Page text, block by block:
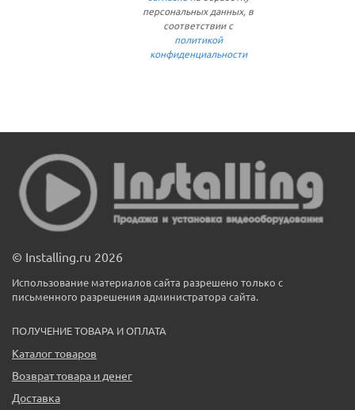
персональных данных, в
соответствии с
политикой
конфиденциальности
© Installing.ru 2026
Использование материалов сайта разрешено только с
письменного разрешения администратора сайта.
ПОЛУЧЕНИЕ ТОВАРА И ОПЛАТА
Каталог товаров
Возврат товара и денег
Доставка